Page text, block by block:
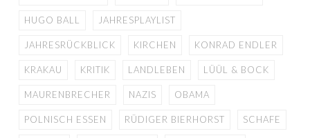
HUGO BALL JAHRESPLAYLIST
JAHRESRÜCKBLICK KIRCHEN KONRAD ENDLER
KRAKAU KRITIK LANDLEBEN LÜÜL & BOCK
MAURENBRECHER NAZIS OBAMA
POLNISCH ESSEN RÜDIGER BIERHORST SCHAFE